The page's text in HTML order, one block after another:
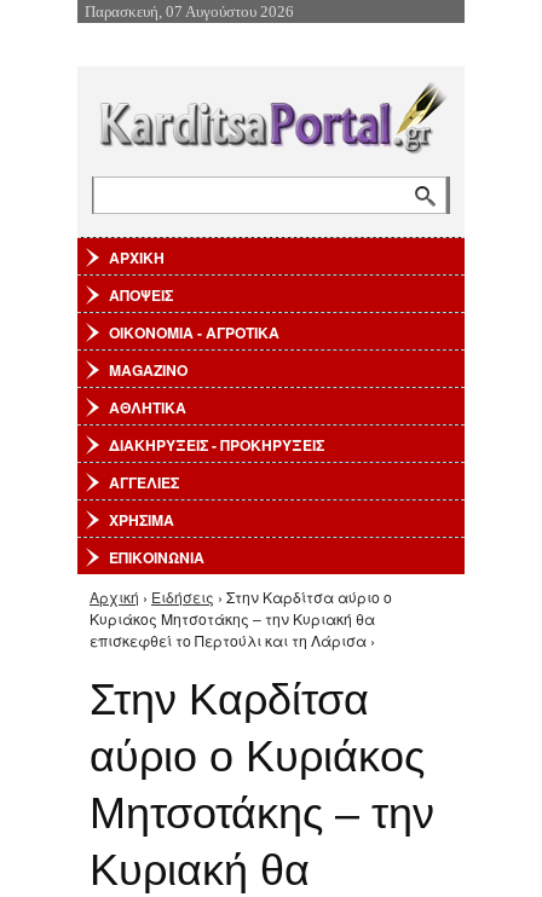
Επιστροφή στην Πλοήγηση
Παρασκευή, 07 Αυγούστου 2026
ΑΡΧΙΚΗ
ΑΠΟΨΕΙΣ
ΟΙΚΟΝΟΜΙΑ - ΑΓΡΟΤΙΚΑ
MAGAZINO
ΑΘΛΗΤΙΚΑ
ΔΙΑΚΗΡΥΞΕΙΣ - ΠΡΟΚΗΡΥΞΕΙΣ
ΑΓΓΕΛΙΕΣ
ΧΡΗΣΙΜΑ
ΕΠΙΚΟΙΝΩΝΙΑ
Είστε εδώ
Αρχική › Ειδήσεις › Στην Καρδίτσα αύριο ο
Κυριάκος Μητσοτάκης – την Κυριακή θα
επισκεφθεί το Περτούλι και τη Λάρισα ›
Στην Καρδίτσα
αύριο ο Κυριάκος
Μητσοτάκης – την
Κυριακή θα